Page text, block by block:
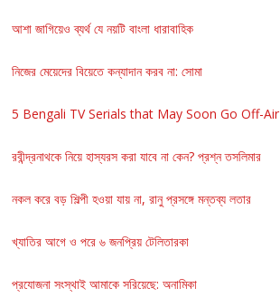
আশা জাগিয়েও ব্যর্থ যে নয়টি বাংলা ধারাবাহিক
নিজের মেয়েদের বিয়েতে কন্যাদান করব না: সোমা
5 Bengali TV Serials that May Soon Go Off-Air
রবীন্দ্রনাথকে নিয়ে হাস্যরস করা যাবে না কেন? প্রশ্ন তসলিমার
নকল করে বড় শিল্পী হওয়া যায় না, রানু প্রসঙ্গে মন্তব্য লতার
খ্যাতির আগে ও পরে ৬ জনপ্রিয় টেলিতারকা
প্রযোজনা সংস্থাই আমাকে সরিয়েছে: অনামিকা